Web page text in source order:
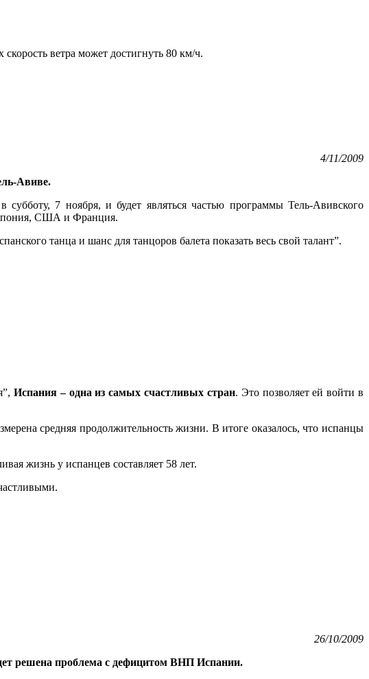
ветра может достигнуть 80 км/ч.
4/11/2009
Авиве.
7 ноября, и будет являться частью программы Тель-Авивского
Япония, США и Франция.
танца и шанс для танцоров балета показать весь свой талант”.
Испания – одна из самых счастливых стран. Это позволяет ей войти в
средняя продолжительность жизни. В итоге оказалось, что испанцы
жизнь у испанцев составляет 58 лет.
26/10/2009
решена проблема с дефицитом ВНП Испании.